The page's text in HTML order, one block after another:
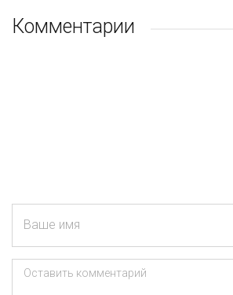
Комментарии
Ваше имя
Оставить комментарий